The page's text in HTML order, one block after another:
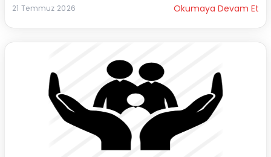
21 Temmuz 2026 Okumaya Devam Et